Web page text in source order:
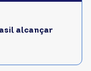
alcançar